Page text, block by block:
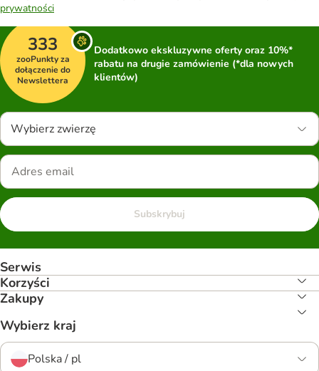
prywatności
333
zooPunkty za
dołączenie do
Newslettera
Dodatkowo ekskluzywne oferty oraz 10%*
rabatu na drugie zamówienie (*dla nowych
klientów)
Wybierz zwierzę
Subskrybuj
Serwis
Korzyści
Zakupy
Wybierz kraj
Polska / pl